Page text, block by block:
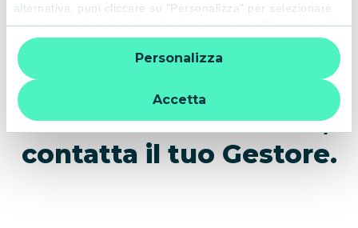
alternativa, puoi cliccare su "Personalizza" per selezionare
le categorie di cookie che desideri accettare. Cliccando sulla
“X” le impostazioni predefinite vengono lasciate invariate e
quindi la navigazione può continuare senza cookie o altri
strumenti di tracciamento diversi da quelli tecnici. Per
ulteriori informazioni:
informativa privacy
Accetta
Personalizza
Se sei Cliente Crédit
Agricole puoi richiedere
Carta di Credito Verde
direttamente in filiale,
contatta il tuo Gestore.